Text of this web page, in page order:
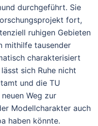
durchgeführt. Sie
fort,
ruhigen Gebieten
mithilfe tausender
charakterisiert
sich Ruhe nicht
und die TU
Weg zur
Modellcharakter auch
haben könnte.